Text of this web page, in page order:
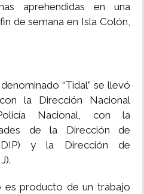
aprehendidas en una
de semana en Isla Colón,
“Tidal” se llevó
la Dirección Nacional
Nacional, con la
de la Dirección de
y la Dirección de
es producto de un trabajo